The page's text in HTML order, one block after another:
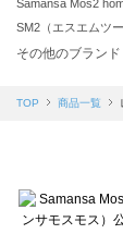
Samansa Mos2
SM2（エスエムツ
TSUHARU by
Samansa Mos2
Te chichi（テチチ
Te chichi
その他のブラン
TOP 商品一覧